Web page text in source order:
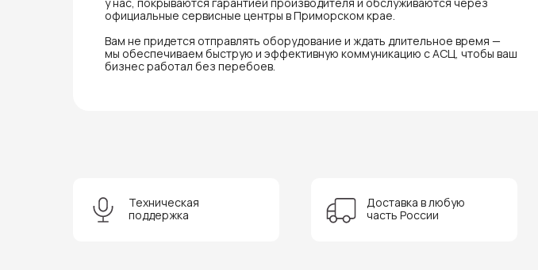
официальные сервисные центры в Приморском крае.
Вам не придется отправлять оборудование и ждать длительное время —
мы обеспечиваем быструю и эффективную коммуникацию с АСЦ, чтобы ваш
бизнес работал без перебоев.
Техническая
поддержка
Доставка в любую
часть России